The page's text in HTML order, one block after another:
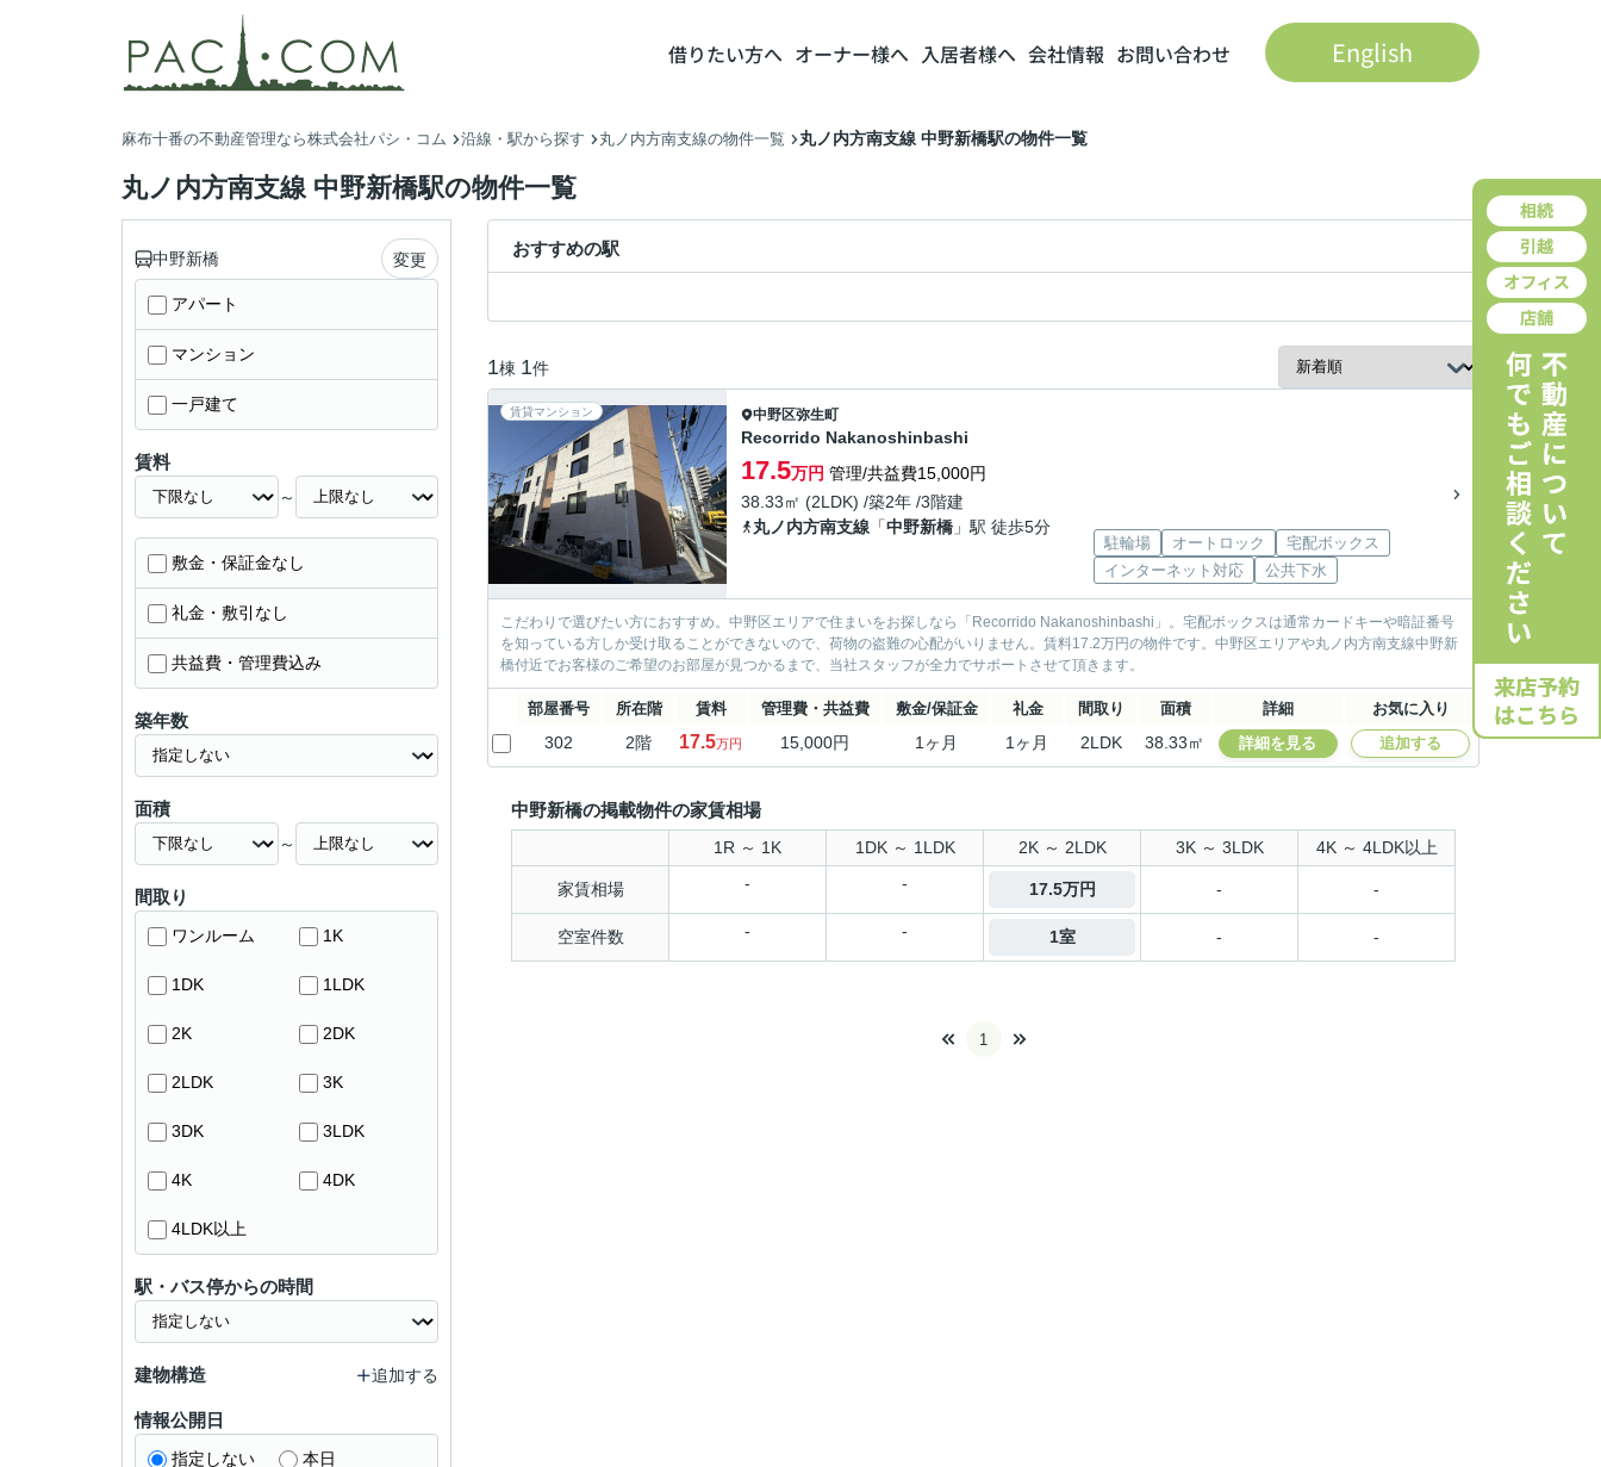
借りたい方へ オーナー様へ 入居者様へ 会社情報 お問い合わせ English
麻布十番の不動産管理なら株式会社パシ・コム 沿線・駅から探す 丸ノ内方南支線の物件一覧 丸ノ内方南支線 中野新橋駅の物件一覧
丸ノ内方南支線 中野新橋駅の物件一覧
おすすめの駅
1棟 1件
賃貸マンション 中野区弥生町
Recorrido Nakanoshinbashi
17.5万円 管理/共益費15,000円
38.33㎡ (2LDK) /築2年 /3階建
丸ノ内方南支線 「中野新橋 」駅 徒歩5分
駐輪場 オートロック
宅配ボックス
インターネット対応
公共下水
こだわりで選びたい方におすすめ。中野区エリアで住まいをお探しなら「Recorrido Nakanoshinbashi」。宅配ボックスは通常カードキーや暗証番号
を知っている方しか受け取ることができないので、荷物の盗難の心配がいりません。賃料17.2万円の物件です。中野区エリアや丸ノ内方南支線中野新
橋付近でお客様のご希望のお部屋が見つかるまで、当社スタッフが全力でサポートさせて頂きます。
部屋番号 所在階 賃料 管理費・共益費 敷金/保証金 礼金 間取り 面積 詳細 お気に入り
302 2階 17.5万円 15,000円 1ヶ月 1ヶ月 2LDK 38.33㎡ 詳細を見る 追加する
中野新橋の掲載物件の家賃相場
1R ～ 1K 1DK ～ 1LDK 2K ～ 2LDK 3K ～ 3LDK 4K ～ 4LDK以上
家賃相場 - - 17.5万円 - -
空室件数 - - 1室 - -
1
中野新橋 変更
アパート
マンション
一戸建て
賃料
～
敷金・保証金なし
礼金・敷引なし
共益費・管理費込み
築年数
面積
～
間取り
ワンルーム 1K
1DK 1LDK
2K 2DK
2LDK 3K
3DK 3LDK
4K 4DK
4LDK以上
駅・バス停からの時間
建物構造 追加する
情報公開日
指定しない 本日